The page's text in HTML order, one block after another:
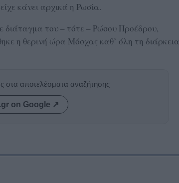
κάνει αρχικά η Ρωσία.
διάταγμα του – τότε – Ρώσου Προέδρου,
η θερινή ώρα Μόσχας καθ’ όλη τη διάρκεια
στα αποτελέσματα αναζήτησης
on Google ↗